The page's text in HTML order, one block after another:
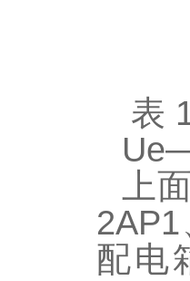
表
上
配电